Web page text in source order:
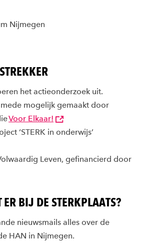
Nijmegen
het actieonderzoek uit.
mede mogelijk gemaakt door
Voor Elkaar!
‘STERK in onderwijs’
Leven, gefinancierd door
ER BIJ DE STERKPLAATS?
nieuwsmails alles over de
HAN in Nijmegen.